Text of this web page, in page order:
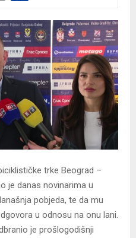
trke Beograd –
je danas novinarima u
pobjeda, te da mu
u odnosu na onu lani.
je prošlogodišnji